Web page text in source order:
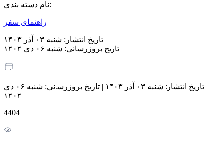
نام دسته بندی:
راهنمای سفر
تاریخ انتشار: شنبه ۰۳ آذر ۱۴۰۳
تاریخ بروزرسانی: شنبه ۰۶ دی ۱۴۰۴
تاریخ انتشار: شنبه ۰۳ آذر ۱۴۰۳ | تاریخ بروزرسانی:
شنبه ۰۶ دی
۱۴۰۴
4404